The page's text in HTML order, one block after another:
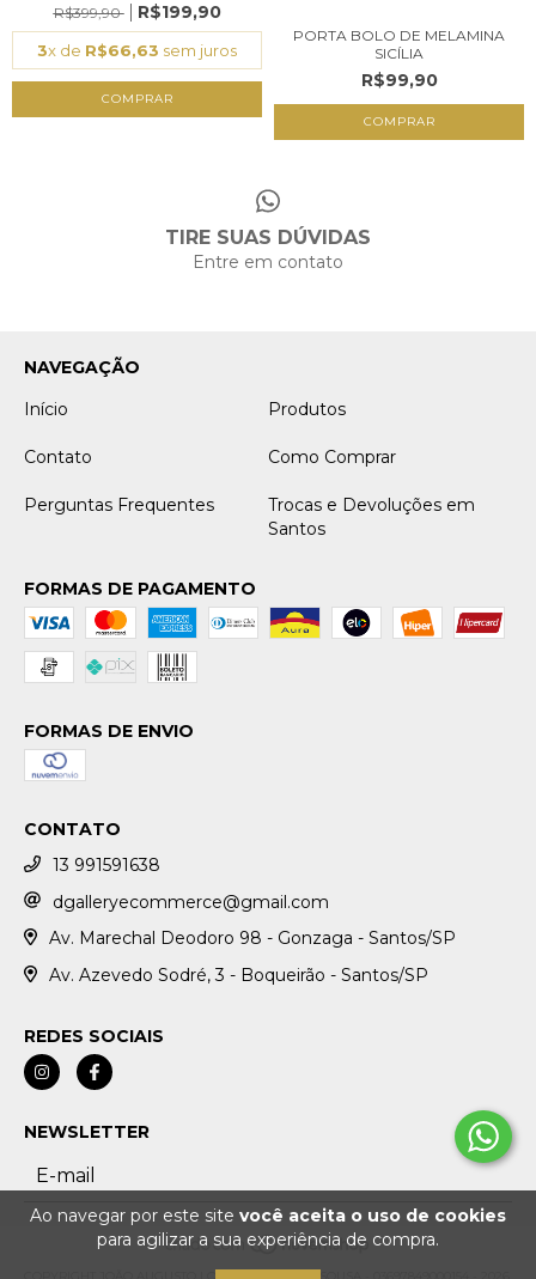
Ao navegar por este site você aceita o uso de cookies
para agilizar a sua experiência de compra.
R$399,90
R$199,90
3x de R$66,63 sem juros
PORTA BOLO DE MELAMINA
SICÍLIA
R$99,90
TIRE SUAS DÚVIDAS
Entre em contato
NAVEGAÇÃO
Início
Produtos
Contato Como Comprar
Perguntas Frequentes
Trocas e Devoluções em
Santos
FORMAS DE PAGAMENTO
FORMAS DE ENVIO
CONTATO
13 991591638
dgalleryecommerce@gmail.com
Av. Marechal Deodoro 98 - Gonzaga - Santos/SP
Av. Azevedo Sodré, 3 - Boqueirão - Santos/SP
REDES SOCIAIS
NEWSLETTER